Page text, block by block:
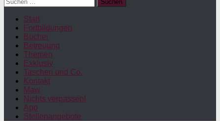
nach:
Start
Fortbildungen
Bücher
Betreuung
Themen
Exklusiv
Taschen und Co.
Kontakt
Maw
Nichts verpassen!
App
Stellenangebote